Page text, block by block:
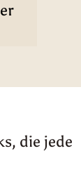
die jede